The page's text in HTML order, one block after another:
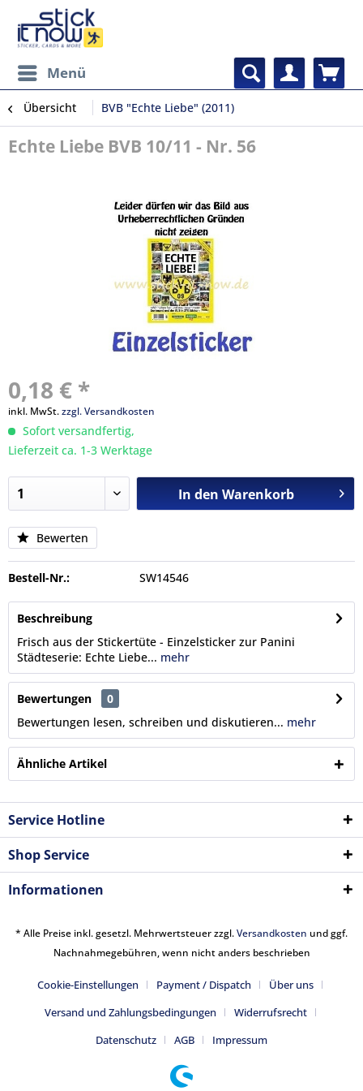
Menü
Übersicht BVB "Echte Liebe" (2011)
Echte Liebe BVB 10/11 - Nr. 56
0,18 € *
inkl. MwSt.zzgl. Versandkosten
Sofort versandfertig,
Lieferzeit ca. 1-3 Werktage
In den Warenkorb
Bewerten
Bestell-Nr.: SW14546
Beschreibung
Frisch aus der Stickertüte - Einzelsticker zur Panini
Städteserie: Echte Liebe... mehr
Bewertungen
0
Bewertungen lesen, schreiben und diskutieren... mehr
Ähnliche Artikel
Service Hotline
Shop Service
Informationen
* Alle Preise inkl. gesetzl. Mehrwertsteuer zzgl.Versandkosten und ggf.
Nachnahmegebühren, wenn nicht anders beschrieben
Cookie-Einstellungen Payment / Dispatch
Über uns
Versand und Zahlungsbedingungen
Widerrufsrecht
Datenschutz
AGB Impressum